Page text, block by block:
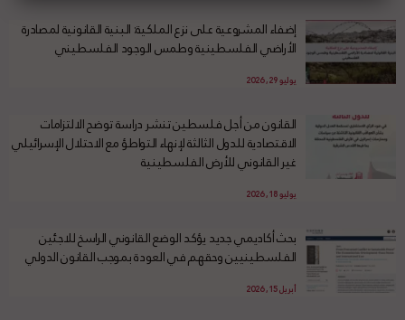
إضفاء المشروعية على نزع الملكية: البنية القانونية لمصادرة
الأراضي الفلسطينية وطمس الوجود الفلسطيني
يوليو 29, 2026
القانون من أجل فلسطين تنشر دراسة توضح الالتزامات
الاقتصادية للدول الثالثة لإنهاء التواطؤ مع الاحتلال الإسرائيلي
غير القانوني للأرض الفلسطينية
يوليو 18, 2026
بحث أكاديمي جديد يؤكد الوضع القانوني الراسخ للاجئين
الفلسطينيين وحقهم في العودة بموجب القانون الدولي
أبريل 15, 2026